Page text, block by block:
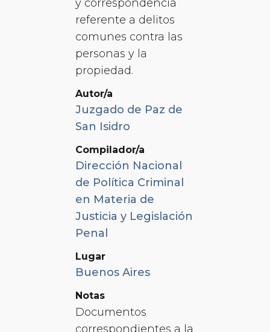
y correspondencia
referente a delitos
comunes contra las
personas y la
propiedad.
Autor/a
Juzgado de Paz de
San Isidro
Compilador/a
Dirección Nacional
de Política Criminal
en Materia de
Justicia y Legislación
Penal
Lugar
Buenos Aires
Notas
Documentos
correspondientes a la